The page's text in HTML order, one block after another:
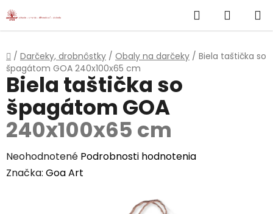
Prejsť
na
Hľadať
KOŠÍK
Domov
/ Darčeky, drobnôstky / Obaly na darčeky / Biela taštička so
špagátom GOA 240x100x65 cm
Biela taštička so
špagátom GOA
240x100x65 cm
Priemerné
hodnotenie
Neohodnotené Podrobnosti hodnotenia
Značka: Goa Art